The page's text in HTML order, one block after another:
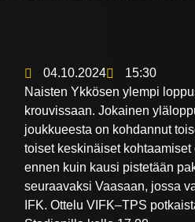
04.10.2024
15:30
Naisten Ykkösen ylempi
krouvissaan. Jokainen
joukkueesta on kohdannut
toiset keskinäiset
ennen kuin kausi pistetään
seuraavaksi Vaasaan, jossa
IFK. Ottelu VIFK–TPS